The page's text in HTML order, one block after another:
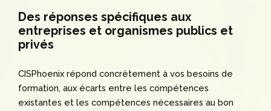
Des réponses spécifiques aux
entreprises et organismes publics et
privés
CISPhoenix répond concrètement à vos besoins de
formation, aux écarts entre les compétences
existantes et les compétences nécessaires au bon